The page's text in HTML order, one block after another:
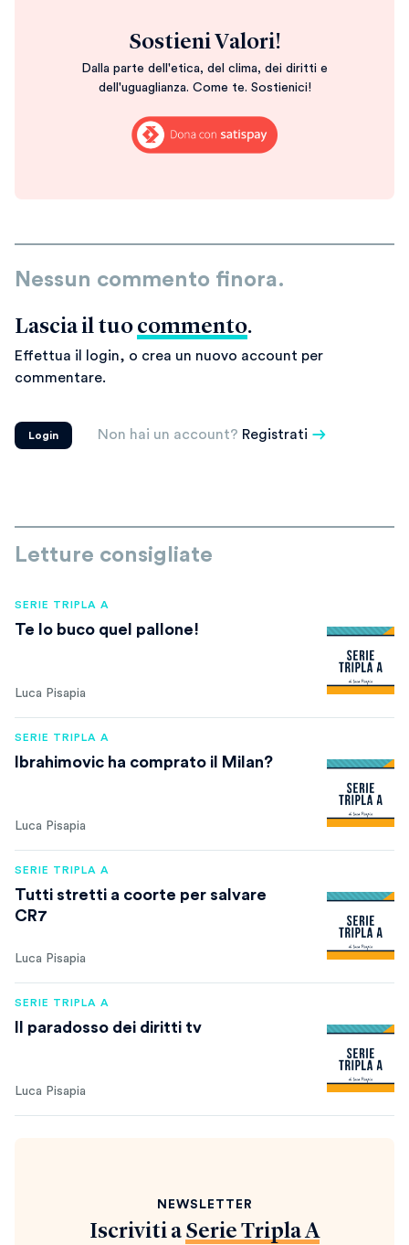
Sostieni Valori!
Dalla parte dell'etica, del clima, dei diritti e
dell'uguaglianza. Come te. Sostienici!
Nessun commento finora.
Lascia il tuo commento.
Effettua il login, o crea un nuovo account per
commentare.
Login Non hai un account? Registrati
Letture consigliate
SERIE TRIPLA A
Te lo buco quel pallone!
Luca Pisapia
SERIE TRIPLA A
Ibrahimovic ha comprato il Milan?
Luca Pisapia
SERIE TRIPLA A
Tutti stretti a coorte per salvare
CR7
Luca Pisapia
SERIE TRIPLA A
Il paradosso dei diritti tv
Luca Pisapia
NEWSLETTER
Iscriviti a Serie Tripla A